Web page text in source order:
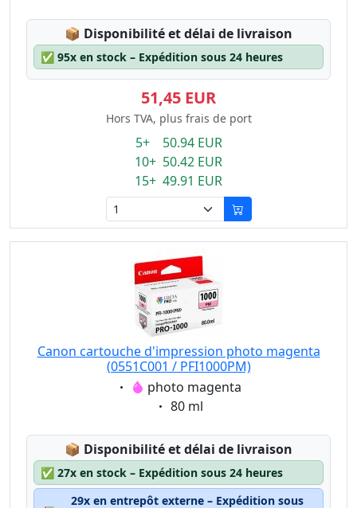
📦 Lagerstatus:
Disponibilité et délai de livraison
✅ 95x en stock – Expédition sous 24 heures
51,45 EUR
Hors TVA, plus frais de port
5+ 50.94 EUR
10+ 50.42 EUR
15+ 49.91 EUR
Canon cartouche d'impression photo magenta
(0551C001 / PFI1000PM)
Eigenschaft:
photo magenta
Eigenschaft:
80 ml
📦 Lagerstatus:
Disponibilité et délai de livraison
✅ 27x en stock – Expédition sous 24 heures
29x en entrepôt externe – Expédition sous